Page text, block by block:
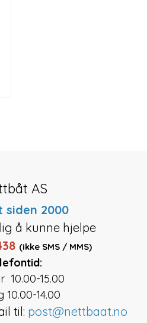
AS
siden 2000
å kunne hjelpe
(ikke SMS / MMS)
10.00-15.00
10.00-14.00
til: post@nettbaat.no